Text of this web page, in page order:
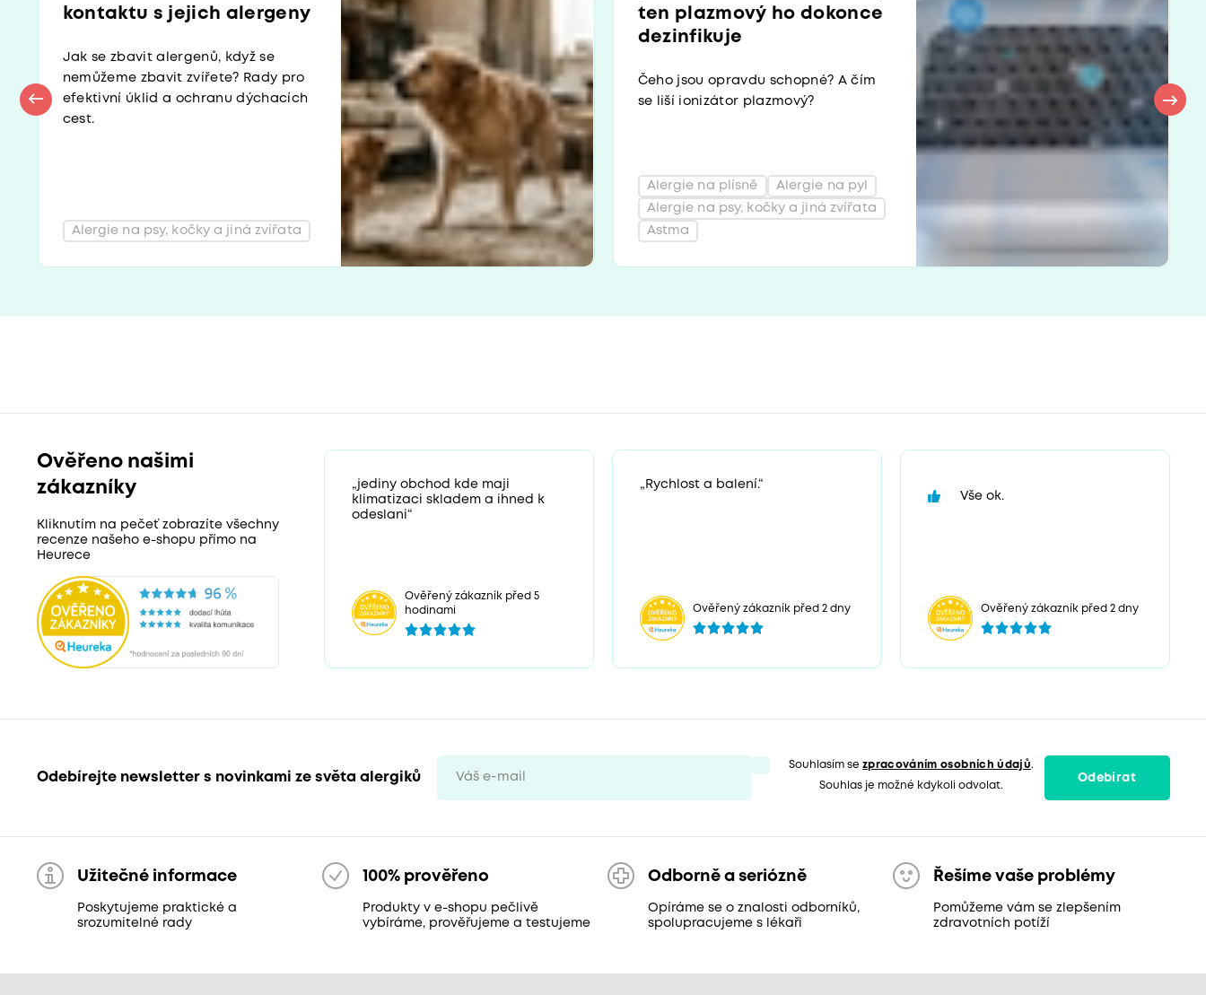
kontaktu s jejich alergeny
Jak se zbavit alergenů, když se
nemůžeme zbavit zvířete? Rady pro
efektivní úklid a ochranu dýchacích
cest.
Alergie na psy, kočky a jiná zvířata
ten plazmový ho dokonce
dezinfikuje
Čeho jsou opravdu schopné? A čím
se liší ionizátor plazmový?
Astma
Alergie na psy, kočky a jiná zvířata
Alergie na plísně Alergie na pyl
Ověřeno našimi
zákazníky
Kliknutím na pečeť zobrazíte všechny
recenze našeho e-shopu přímo na
Heurece
„jediny obchod kde maji
klimatizaci skladem a ihned k
odeslani“
Ověřený zákazník před 5
hodinami
„Rychlost a balení.“
Ověřený zákazník před 2 dny
Vše ok.
Ověřený zákazník před 2 dny
Odebírejte newsletter s novinkami ze světa alergiků
Souhlasím sezpracováním osobních údajů.
Souhlas je možné kdykoli odvolat.
Odebírat
Užitečné informace
Poskytujeme praktické a
srozumitelné rady
100% prověřeno
Produkty v e-shopu pečlivě
vybíráme, prověřujeme a testujeme
Odborně a seriózně
Opíráme se o znalosti odborníků,
spolupracujeme s lékaři
Řešíme vaše problémy
Pomůžeme vám se zlepšením
zdravotních potíží